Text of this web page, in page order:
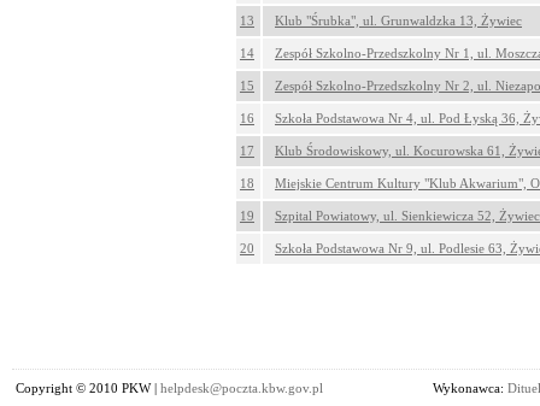
13 Klub "Śrubka", ul. Grunwaldzka 13, Żywiec
14 Zespół Szkolno-Przedszkolny Nr 1, ul.
15 Zespół Szkolno-Przedszkolny Nr 2, ul.
16 Szkoła Podstawowa Nr 4, ul. Pod Łyską 36,
17 Klub Środowiskowy, ul. Kocurowska 61,
18 Miejskie Centrum Kultury "Klub Akwarium",
19 Szpital Powiatowy, ul. Sienkiewicza 52, Żywiec
20 Szkoła Podstawowa Nr 9, ul. Podlesie 63,
Copyright © 2010 PKW | helpdesk@poczta.kbw.gov.pl Wykonawca: